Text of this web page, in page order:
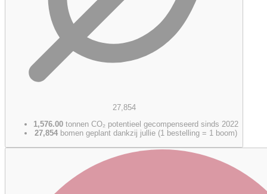
27,854
1,576.00 tonnen CO₂ potentieel gecompenseerd sinds 2022
27,854 bomen geplant dankzij jullie (1 bestelling = 1 boom)